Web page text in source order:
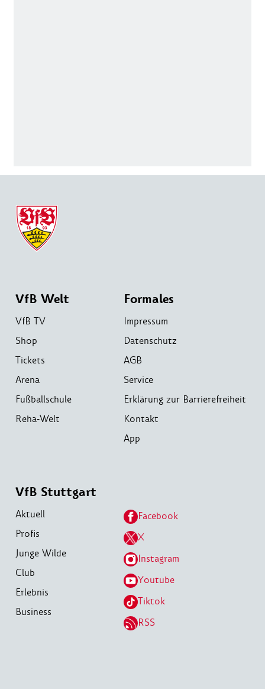
VfB Welt
VfB TV
Shop
Tickets
Arena
Fußballschule
Reha-Welt
Formales
Impressum
Datenschutz
AGB
Service
Erklärung zur Barrierefreiheit
Kontakt
App
VfB Stuttgart
Aktuell
Profis
Junge Wilde
Club
Erlebnis
Business
Facebook
X
Instagram
Youtube
Tiktok
RSS